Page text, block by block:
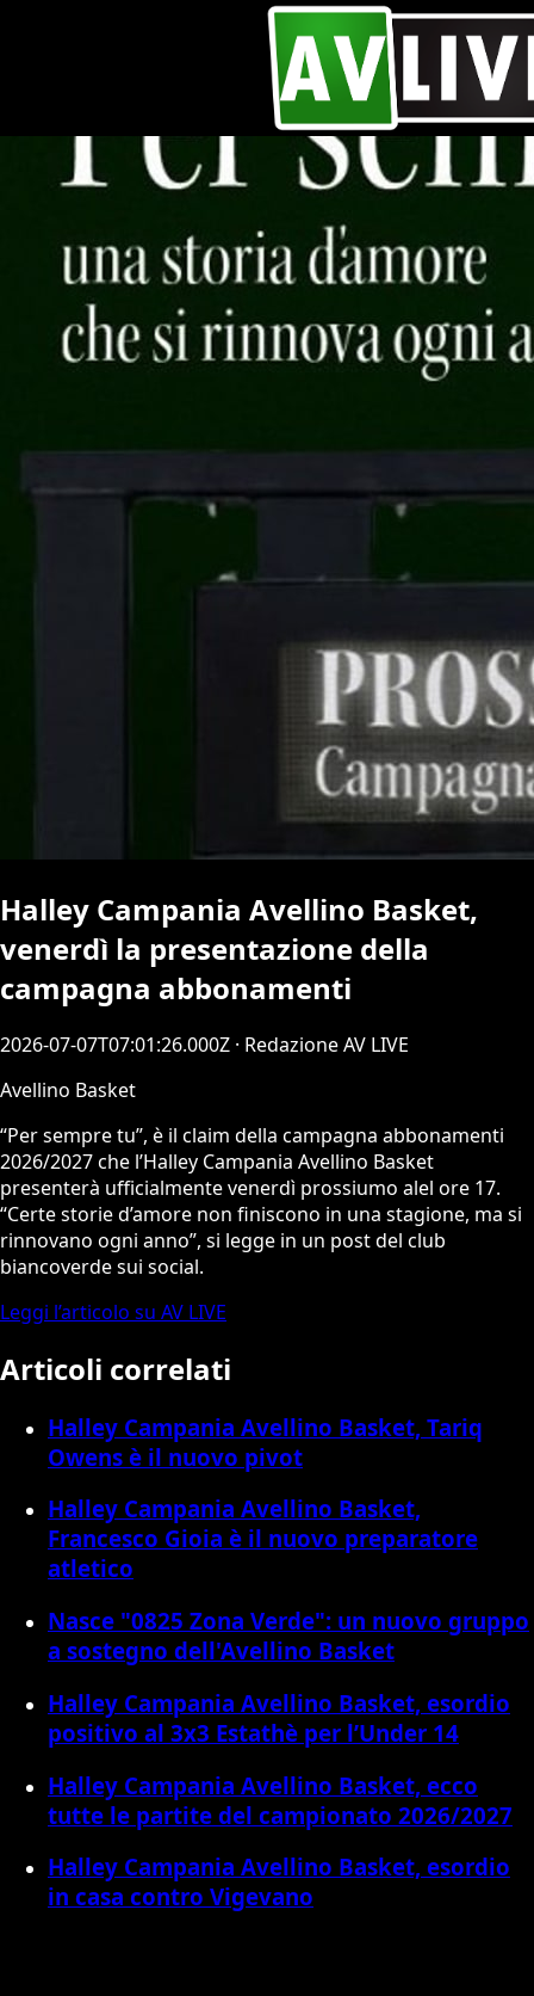
Halley Campania Avellino Basket,
venerdì la presentazione della
campagna abbonamenti
2026-07-07T07:01:26.000Z · Redazione AV LIVE
Avellino Basket
“Per sempre tu”, è il claim della campagna abbonamenti
2026/2027 che l’Halley Campania Avellino Basket
presenterà ufficialmente venerdì prossiumo alel ore 17.
“Certe storie d’amore non finiscono in una stagione, ma si
rinnovano ogni anno”, si legge in un post del club
biancoverde sui social.
Leggi l’articolo su AV LIVE
Articoli correlati
Halley Campania Avellino Basket, Tariq
Owens è il nuovo pivot
Halley Campania Avellino Basket,
Francesco Gioia è il nuovo preparatore
atletico
Nasce "0825 Zona Verde": un nuovo gruppo
a sostegno dell'Avellino Basket
Halley Campania Avellino Basket, esordio
positivo al 3x3 Estathè per l’Under 14
Halley Campania Avellino Basket, ecco
tutte le partite del campionato 2026/2027
Halley Campania Avellino Basket, esordio
in casa contro Vigevano